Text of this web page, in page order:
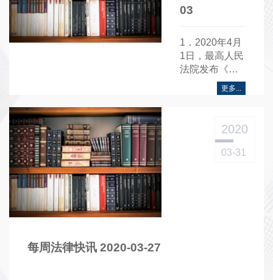
03
1．2020年4月
1日，最高人民
法院发布《公
益诉讼文书样
更多...
每周法律快讯 2020-03-27
2020
03-31